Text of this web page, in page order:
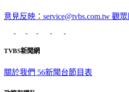
意見反映：service@tvbs.com.tw 觀眾
TVBS新聞網
關於我們 56新聞台節目表